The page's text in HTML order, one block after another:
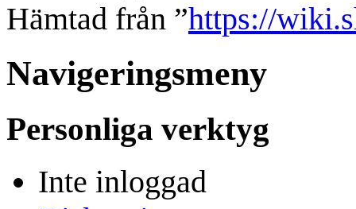
Hämtad från ”https://
Navigeringsmeny
Personliga verktyg
Inte inloggad